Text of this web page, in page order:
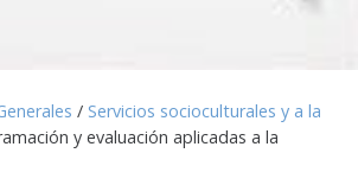
/ Servicios socioculturales y a la
y evaluación aplicadas a la